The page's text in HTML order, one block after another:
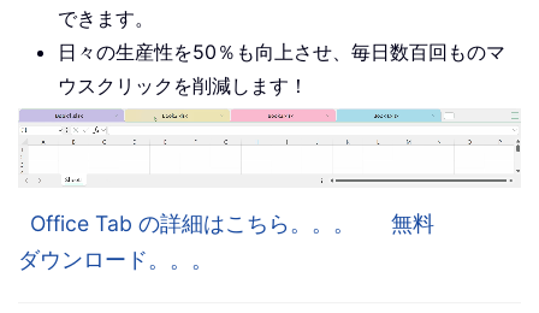
できます。
日々の生産性を50％も向上させ、毎日数百回ものマ
ウスクリックを削減します！
Office Tab の詳細はこちら。。。
無料
ダウンロード。。。